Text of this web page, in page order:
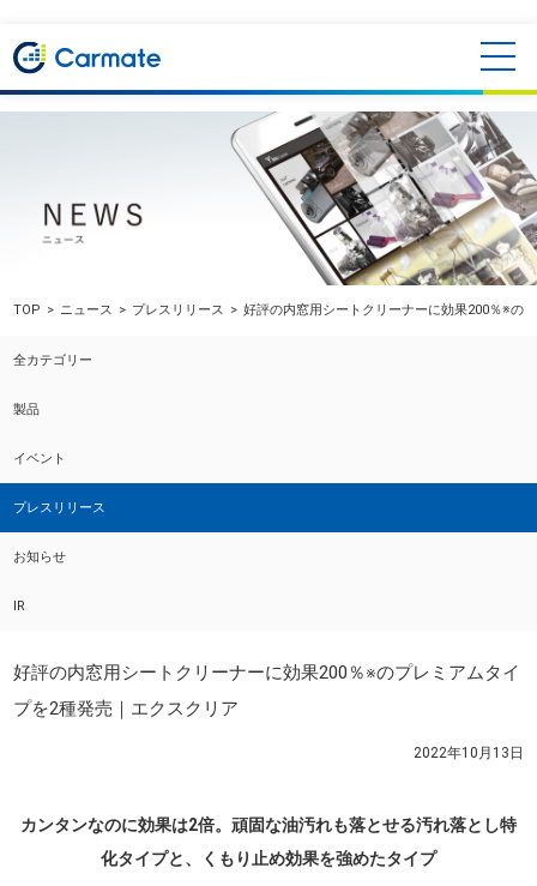
TOP ニュース プレスリリース 好評の内窓用シートクリーナーに効果200％※の
全カテゴリー
製品
イベント
プレスリリース
お知らせ
IR
好評の内窓用シートクリーナーに効果200％※のプレミアムタイ
プを2種発売｜エクスクリア
2022年10月13日
カンタンなのに効果は2倍。頑固な油汚れも落とせる汚れ落とし特
化タイプと、くもり止め効果を強めたタイプ